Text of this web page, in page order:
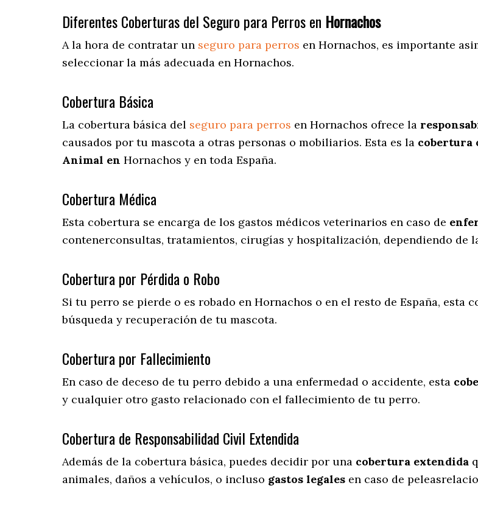
Diferentes Coberturas del Seguro para Perros en Hornachos
A la hora de contratar un seguro para perros en Hornachos, es importante
seleccionar la más adecuada en Hornachos.
Cobertura Básica
La cobertura básica del seguro para perros en Hornachos ofrece la
causados por tu mascota a otras personas o mobiliarios. Esta es la cobertura
Animal en Hornachos y en toda España.
Cobertura Médica
Esta cobertura se encarga de los gastos médicos veterinarios en caso de
contenerconsultas, tratamientos, cirugías y hospitalización, dependiendo de
Cobertura por Pérdida o Robo
Si tu perro se pierde o es robado en Hornachos o en el resto de España,
búsqueda y recuperación de tu mascota.
Cobertura por Fallecimiento
En caso de deceso de tu perro debido a una enfermedad o accidente, esta
y cualquier otro gasto relacionado con el fallecimiento de tu perro.
Cobertura de Responsabilidad Civil Extendida
Además de la cobertura básica, puedes decidir por una cobertura extendida
animales, daños a vehículos, o incluso gastos legales en caso de